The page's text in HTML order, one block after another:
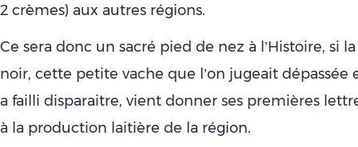
2 crèmes) aux autres régions.
Ce sera donc un sacré pied de nez à l’Histoire, si
noir, cette petite vache que l’on jugeait dépassée
a failli disparaitre, vient donner ses premières
à la production laitière de la région.